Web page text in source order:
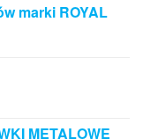
marki ROYAL
METALOWE